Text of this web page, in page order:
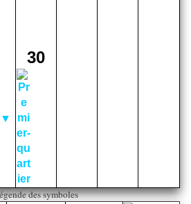
▼
30
des symboles